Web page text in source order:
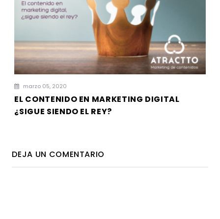
marzo 05, 2020
EL CONTENIDO EN MARKETING DIGITAL
¿SIGUE SIENDO EL REY?
DEJA UN COMENTARIO